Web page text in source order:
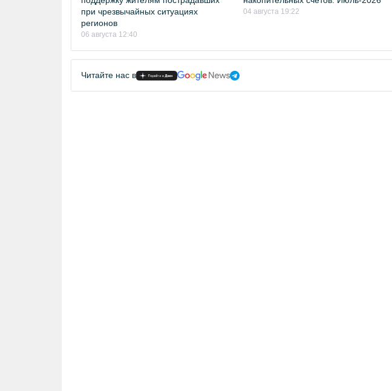
при чрезвычайных ситуациях
регионов
06 августа 12:40
04 августа 19:22
Читайте нас в